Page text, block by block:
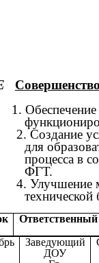
1. Обеспечение
для
процесса в
ФГТ.
Ответственный
Заведующий
ДОУ